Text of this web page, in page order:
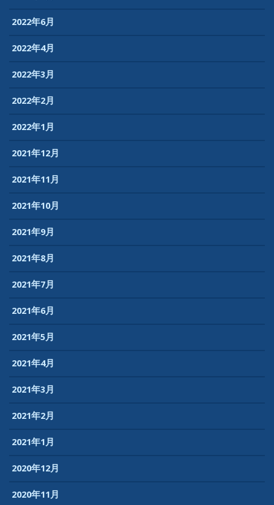
2022年6月
2022年4月
2022年3月
2022年2月
2022年1月
2021年12月
2021年11月
2021年10月
2021年9月
2021年8月
2021年7月
2021年6月
2021年5月
2021年4月
2021年3月
2021年2月
2021年1月
2020年12月
2020年11月